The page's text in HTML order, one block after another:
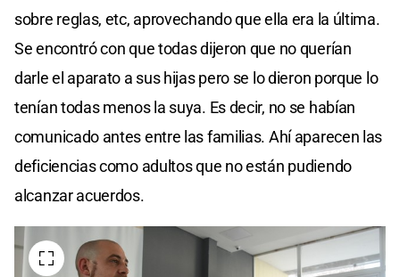
sobre reglas, etc, aprovechando que ella era la última.
Se encontró con que todas dijeron que no querían
darle el aparato a sus hijas pero se lo dieron porque lo
tenían todas menos la suya. Es decir, no se habían
comunicado antes entre las familias. Ahí aparecen las
deficiencias como adultos que no están pudiendo
alcanzar acuerdos.